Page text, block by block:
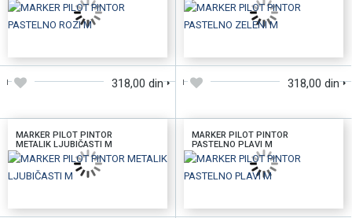
318,00 din 318,00 din
MARKER PILOT PINTOR
METALIK LJUBIČASTI M
MARKER PILOT PINTOR
PASTELNO PLAVI M